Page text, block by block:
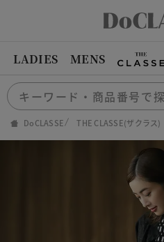
LADIES MENS
DoCLASSE THE CLASSE(ザクラス)